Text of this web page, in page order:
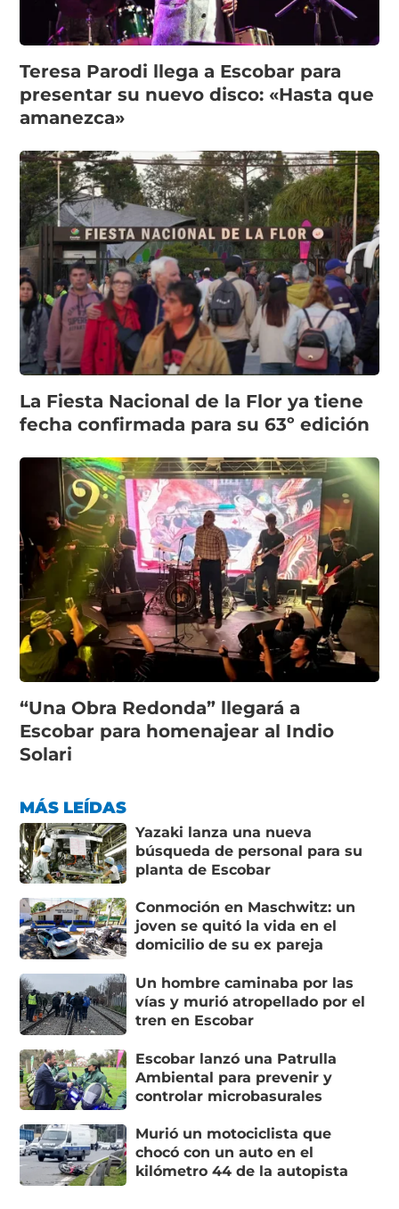
Teresa Parodi llega a Escobar para
presentar su nuevo disco: «Hasta que
amanezca»
La Fiesta Nacional de la Flor ya tiene
fecha confirmada para su 63º edición
“Una Obra Redonda” llegará a
Escobar para homenajear al Indio
Solari
MÁS LEÍDAS
Yazaki lanza una nueva
búsqueda de personal para su
planta de Escobar
Conmoción en Maschwitz: un
joven se quitó la vida en el
domicilio de su ex pareja
Un hombre caminaba por las
vías y murió atropellado por el
tren en Escobar
Escobar lanzó una Patrulla
Ambiental para prevenir y
controlar microbasurales
Murió un motociclista que
chocó con un auto en el
kilómetro 44 de la autopista